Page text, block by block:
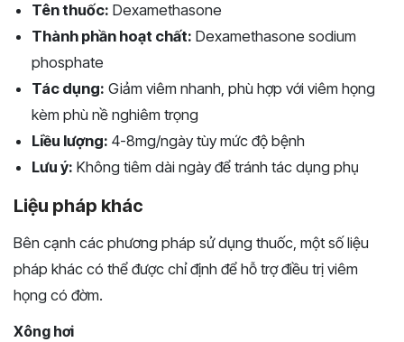
Tên thuốc: Dexamethasone
Thành phần hoạt chất: Dexamethasone sodium
phosphate
Tác dụng: Giảm viêm nhanh, phù hợp với viêm họng
kèm phù nề nghiêm trọng
Liều lượng: 4-8mg/ngày tùy mức độ bệnh
Lưu ý: Không tiêm dài ngày để tránh tác dụng phụ
Liệu pháp khác
Bên cạnh các phương pháp sử dụng thuốc, một số liệu
pháp khác có thể được chỉ định để hỗ trợ điều trị viêm
họng có đờm.
Xông hơi